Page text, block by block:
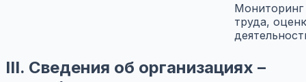
труда,
III. Сведения об организациях –